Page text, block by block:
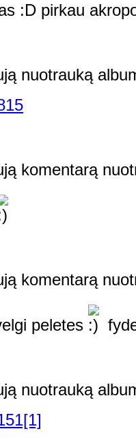
:D pirkau
nuotrauką
komentarą
komentarą
peletes
nuotrauką